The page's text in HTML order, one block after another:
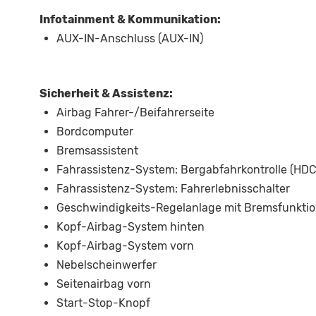
Infotainment & Kommunikation:
AUX-IN-Anschluss (AUX-IN)
Sicherheit & Assistenz:
Airbag Fahrer-/Beifahrerseite
Bordcomputer
Bremsassistent
Fahrassistenz-System: Bergabfahrkontrolle
Fahrassistenz-System: Fahrerlebnisschalter
Geschwindigkeits-Regelanlage mit
Kopf-Airbag-System hinten
Kopf-Airbag-System vorn
Nebelscheinwerfer
Seitenairbag vorn
Start-Stop-Knopf